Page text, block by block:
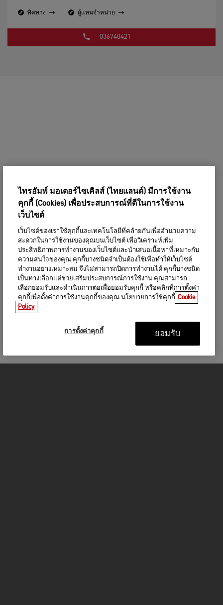
ทิศทาง ผู้แทนจำหน่าย
036740421
ไทรอัมพ์ มอเตอร์ไซเคิลส์ (ไทยแลนด์) มีการใช้งาน
คุกกี้ (Cookies) เพื่อประสบการณ์ที่ดีในการใช้งาน
เว็บไซต์
เว็บไซต์ของเราใช้คุกกี้และเทคโนโลยีที่คล้ายกันเพื่ออำนวยความ
สะดวกในการใช้งานของคุณบนเว็บไซต์ เพื่อวิเคราะห์เพิ่ม
ประสิทธิภาพการทำงานของเว็บไซต์และนำเสนอเนื้อหาที่เหมาะกับ
ความสนใจของคุณ คุกกี้บางชนิดจำเป็นต้องใช้เพื่อทำให้เว็บไซต์
ทำงานอย่างเหมาะสม จึงไม่สามารถปิดการทำงานได้ คุกกี้บางชนิด
เป็นทางเลือกแต่ช่วยเสริมประสบการณ์การใช้งาน คุณสามารถ
เลือกยอมรับและดำเนินการต่อเพื่อยอมรับคุกกี้ หรือคลิกที่การตั้งค่า
คุกกี้เพื่อตั้งค่าการใช้งานคุกกี้ของคุณ นโยบายการใช้คุกกี้ Cookie
Policy
การตั้งค่าคุกกี้ ยอมรับ